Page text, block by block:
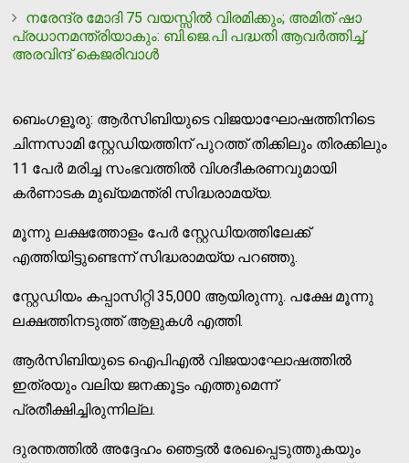
നരേന്ദ്ര മോദി 75 വയസ്സില്‍ വിരമിക്കും; അമിത് ഷാ
പ്രധാനമന്ത്രിയാകും: ബി.ജെ.പി പദ്ധതി ആവര്‍ത്തിച്ച്
അരവിന്ദ് കെജരിവാള്‍
ബെംഗളൂരു: ആർസിബിയുടെ വിജയാഘോഷത്തിനിടെ
ചിന്നസാമി സ്റ്റേഡിയത്തിന് പുറത്ത് തിക്കിലും തിരക്കിലും
11 പേർ മരിച്ച സംഭവത്തിൽ വിശദീകരണവുമായി
കർണാടക മുഖ്യമന്ത്രി സിദ്ധരാമയ്യ.
മൂന്നു ലക്ഷത്തോളം പേർ സ്റ്റേഡിയത്തിലേക്ക്
എത്തിയിട്ടുണ്ടെന്ന് സിദ്ധരാമയ്യ പറഞ്ഞു.
സ്റ്റേഡിയം കപ്പാസിറ്റി 35,000 ആയിരുന്നു. പക്ഷേ മൂന്നു
ലക്ഷത്തിനടുത്ത് ആളുകൾ എത്തി.
ആർ‌സി‌ബിയുടെ ഐ‌പി‌എൽ വിജയാഘോഷത്തിൽ
ഇത്രയും വലിയ ജനക്കൂട്ടം എത്തുമെന്ന്
പ്രതീക്ഷിച്ചിരുന്നില്ല.
ദുരന്തത്തിൽ അദ്ദേഹം ഞെട്ടൽ രേഖപ്പെടുത്തുകയും